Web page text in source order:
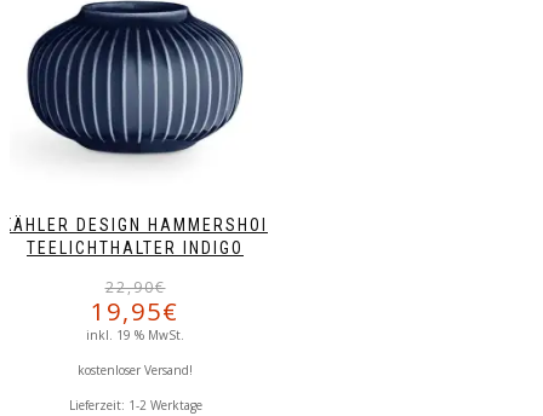
KÄHLER DESIGN HAMMERSHOI
TEELICHTHALTER INDIGO
22,90€
19,95€
inkl. 19 % MwSt.
kostenloser Versand!
Lieferzeit: 1-2 Werktage